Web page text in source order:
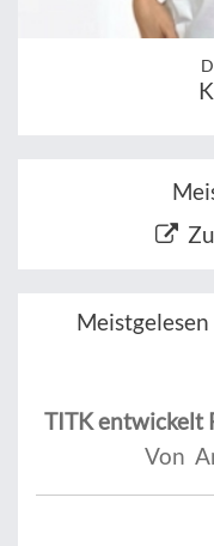
Meistgelesen
TITK entwickelt
Von